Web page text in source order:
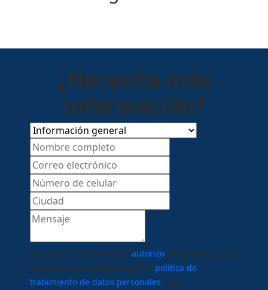
¿Necesita más
información?
Al enviar este formulario autorizo el tratamiento de
mis datos personales según la política de
tratamiento de datos personales de la